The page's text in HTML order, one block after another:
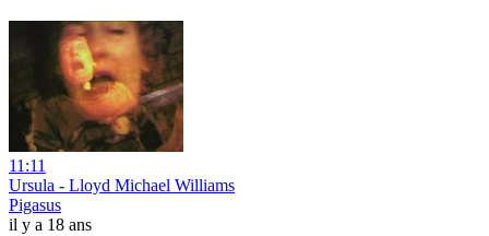
11:11
Ursula - Lloyd Michael Williams
Pigasus
il y a 18 ans